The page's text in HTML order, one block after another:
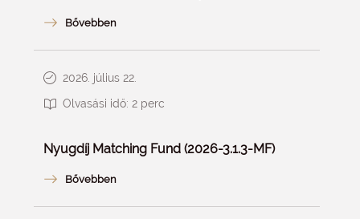
2026. július 22.
Olvasási idő: 2 perc
Nyugdíj Matching Fund (2026-3.1.3-MF)